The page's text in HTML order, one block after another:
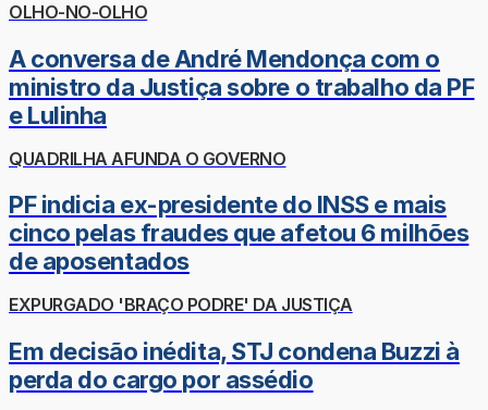
OLHO-NO-OLHO
A conversa de André Mendonça com o
ministro da Justiça sobre o trabalho da PF
e Lulinha
QUADRILHA AFUNDA O GOVERNO
PF indicia ex-presidente do INSS e mais
cinco pelas fraudes que afetou 6 milhões
de aposentados
EXPURGADO 'BRAÇO PODRE' DA JUSTIÇA
Em decisão inédita, STJ condena Buzzi à
perda do cargo por assédio